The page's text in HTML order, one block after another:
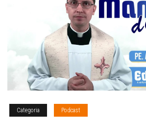
Categoria Podcast